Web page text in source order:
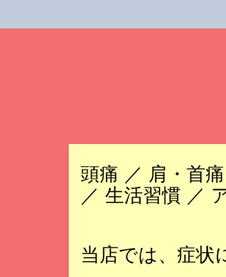
頭痛 ／ 肩・首
／ 生活習慣 ／
当店では、症状